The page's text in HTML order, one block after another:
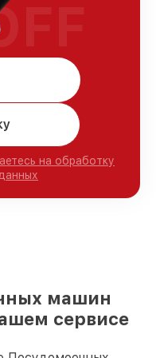
на обработку
машин
сервисе